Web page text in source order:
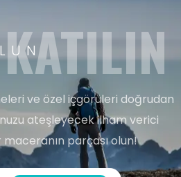
ve özel içgörüleri doğrudan
ateşleyecek ilham verici
parçası olun!